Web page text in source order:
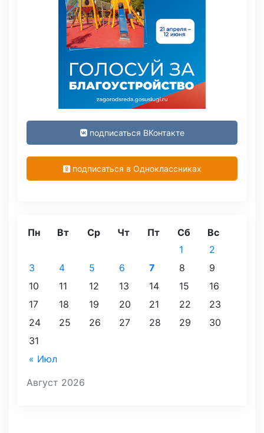
подписаться ВКонтакте
подписаться в Одноклассниках
Август 2026
Пн Вт Ср Чт Пт Сб Вс
« Июл
1
2
3
4 5 6 7 8
9
10
11 12 13 14 15
16
17
18 19 20 21 22
23
24
25 26 27 28 29
30
31